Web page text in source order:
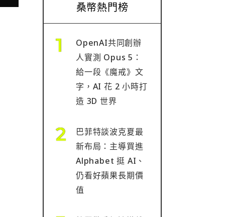
桑幣熱門榜
OpenAI共同創辦
人實測 Opus 5：
給一段《魔戒》文
字，AI 花 2 小時打
造 3D 世界
巴菲特談波克夏最
新布局：主導買進
Alphabet 挺 AI、
仍看好蘋果長期價
值